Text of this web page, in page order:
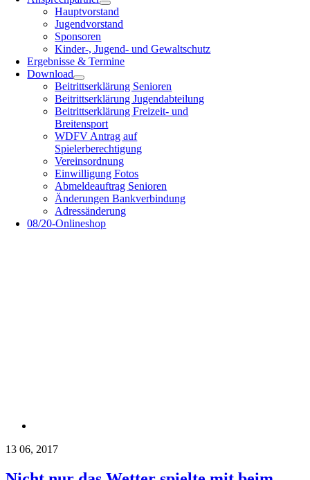
Hauptvorstand
Jugendvorstand
Sponsoren
Kinder-, Jugend- und Gewaltschutz
Ergebnisse & Termine
Download
Beitrittserklärung Senioren
Beitrittserklärung Jugendabteilung
Beitrittserklärung Freizeit- und
Breitensport
WDFV Antrag auf
Spielerberechtigung
Vereinsordnung
Einwilligung Fotos
Abmeldeauftrag Senioren
Änderungen Bankverbindung
Adressänderung
08/20-Onlineshop
13 06, 2017